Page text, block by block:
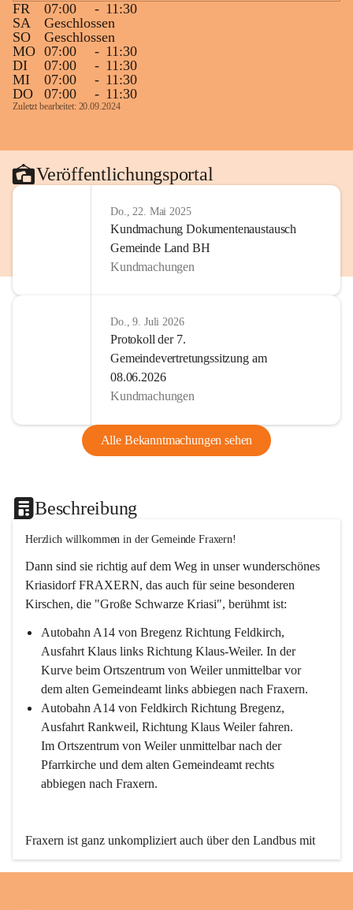
FR
07:00 - 11:30
SA
Geschlossen
SO
Geschlossen
MO 07:00 - 11:30
DI
07:00 - 11:30
MI
07:00 - 11:30
DO
07:00 - 11:30
Zuletzt bearbeitet: 20.09.2024
Veröffentlichungsportal
Do., 22. Mai 2025
Kundmachung Dokumentenaustausch
Gemeinde Land BH
Kundmachungen
Do., 9. Juli 2026
Protokoll der 7.
Gemeindevertretungssitzung am
08.06.2026
Kundmachungen
Alle Bekanntmachungen sehen
Beschreibung
Herzlich willkommen in der Gemeinde Fraxern!
Dann sind sie richtig auf dem Weg in unser wunderschönes
Kriasidorf FRAXERN, das auch für seine besonderen
Kirschen, die "Große Schwarze Kriasi", berühmt ist:
Autobahn A14 von Bregenz Richtung Feldkirch,
Ausfahrt Klaus links Richtung Klaus-Weiler. In der
Kurve beim Ortszentrum von Weiler unmittelbar vor
dem alten Gemeindeamt links abbiegen nach Fraxern.
Autobahn A14 von Feldkirch Richtung Bregenz,
Ausfahrt Rankweil, Richtung Klaus Weiler fahren.
Im Ortszentrum von Weiler unmittelbar nach der
Pfarrkirche und dem alten Gemeindeamt rechts
abbiegen nach Fraxern.
Fraxern ist ganz unkompliziert auch über den Landbus mit
den öffentlichen Verkehrsmitteln zu erreichen. Die Linie